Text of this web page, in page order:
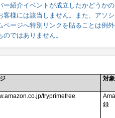
ー紹介イベントが成立したかどうか
客様には該当しません。また、アソ
ージへ特別リンクを貼ることは例
ではありません。